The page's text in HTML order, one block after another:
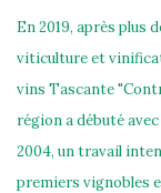
En 2019, après plus
viticulture et
vins Tascante
région a débuté
2004, un travail
premiers vignobles